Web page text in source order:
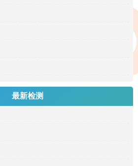
最新检测